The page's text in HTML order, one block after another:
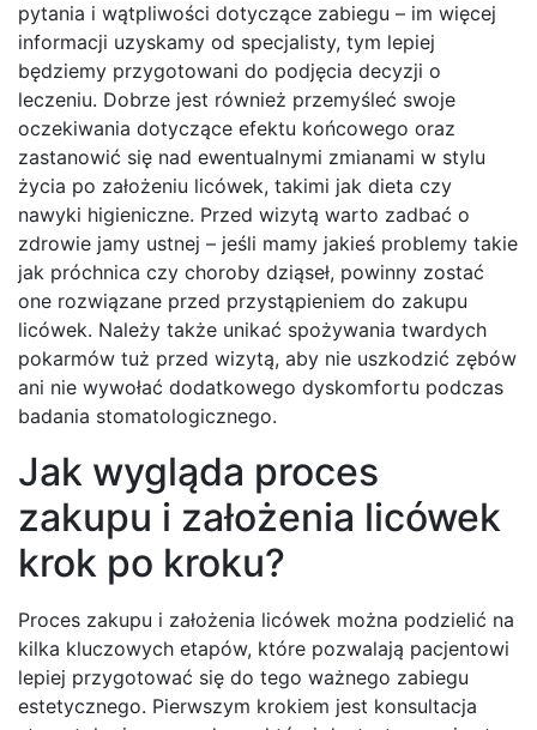
pytania i wątpliwości dotyczące zabiegu – im więcej
informacji uzyskamy od specjalisty, tym lepiej
będziemy przygotowani do podjęcia decyzji o
leczeniu. Dobrze jest również przemyśleć swoje
oczekiwania dotyczące efektu końcowego oraz
zastanowić się nad ewentualnymi zmianami w stylu
życia po założeniu licówek, takimi jak dieta czy
nawyki higieniczne. Przed wizytą warto zadbać o
zdrowie jamy ustnej – jeśli mamy jakieś problemy takie
jak próchnica czy choroby dziąseł, powinny zostać
one rozwiązane przed przystąpieniem do zakupu
licówek. Należy także unikać spożywania twardych
pokarmów tuż przed wizytą, aby nie uszkodzić zębów
ani nie wywołać dodatkowego dyskomfortu podczas
badania stomatologicznego.
Jak wygląda proces
zakupu i założenia licówek
krok po kroku?
Proces zakupu i założenia licówek można podzielić na
kilka kluczowych etapów, które pozwalają pacjentowi
lepiej przygotować się do tego ważnego zabiegu
estetycznego. Pierwszym krokiem jest konsultacja